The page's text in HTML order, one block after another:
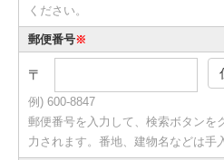
ください。
郵便番号※
〒
例) 600-8847
郵便番号を入力して、検索ボタンを
力されます。番地、建物名などは手